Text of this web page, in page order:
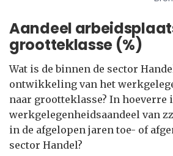
Aandeel
grootteklasse (%)
Wat is de binnen de sector
ontwikkeling van het
naar grootteklasse? In hoeverre
werkgelegenheidsaandeel van
in de afgelopen jaren toe- of
sector Handel?